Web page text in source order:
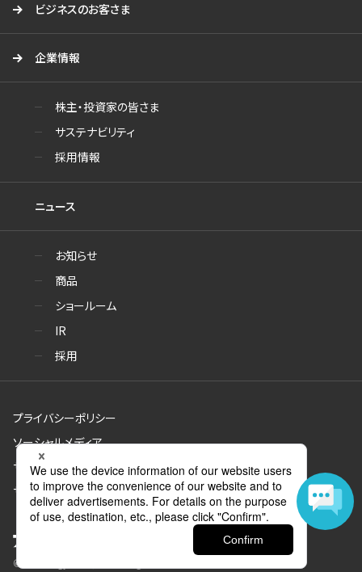
ビジネスのお客さま
企業情報
株主・投資家の皆さま
サステナビリティ
採用情報
ニュース
お知らせ
商品
ショールーム
IR
採用
プライバシーポリシー
ソーシャルメディア
サイトのご利用について
サイトマップ
© Aica Kogyo Co., Ltd. all rights reserved.